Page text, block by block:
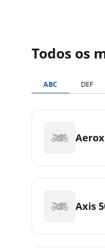
Todos os
ABC DEF
Axis